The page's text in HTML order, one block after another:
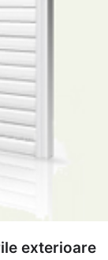
exterioare